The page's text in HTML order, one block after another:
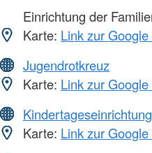
Einrichtung der
Karte: Link zur
Jugendrotkreuz
Karte: Link zur
Kindertageseinrichtung
Karte: Link zur